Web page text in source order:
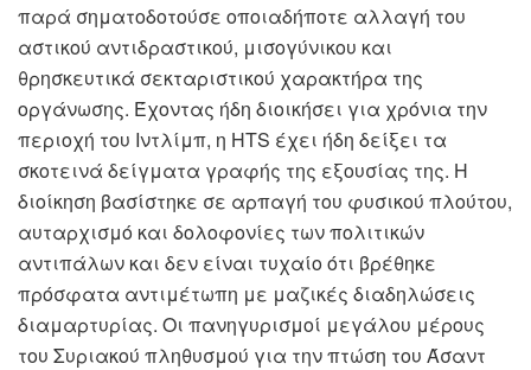
παρά σηματοδοτούσε οποιαδήποτε αλλαγή του
αστικού αντιδραστικού, μισογύνικου και
θρησκευτικά σεκταριστικού χαρακτήρα της
οργάνωσης. Έχοντας ήδη διοικήσει για χρόνια την
περιοχή του Ιντλίμπ, η HTS έχει ήδη δείξει τα
σκοτεινά δείγματα γραφής της εξουσίας της. Η
διοίκηση βασίστηκε σε αρπαγή του φυσικού πλούτου,
αυταρχισμό και δολοφονίες των πολιτικών
αντιπάλων και δεν είναι τυχαίο ότι βρέθηκε
πρόσφατα αντιμέτωπη με μαζικές διαδηλώσεις
διαμαρτυρίας. Οι πανηγυρισμοί μεγάλου μέρους
του Συριακού πληθυσμού για την πτώση του Άσαντ